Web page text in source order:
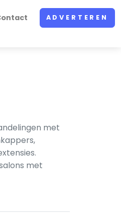
ADVERTEREN
met
met